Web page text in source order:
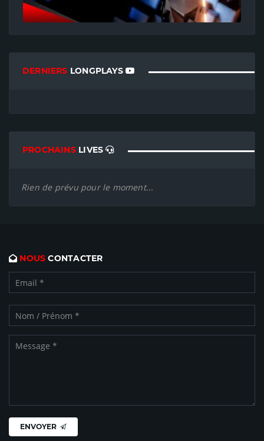
DERNIERS LONGPLAYS
PROCHAINSLIVES
Rien de prévu pour le moment...
NOUS CONTACTER
ENVOYER